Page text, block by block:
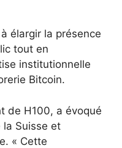
élargir la présence
tout en
institutionnelle
Bitcoin.
de H100, a évoqué
la Suisse et
« Cette